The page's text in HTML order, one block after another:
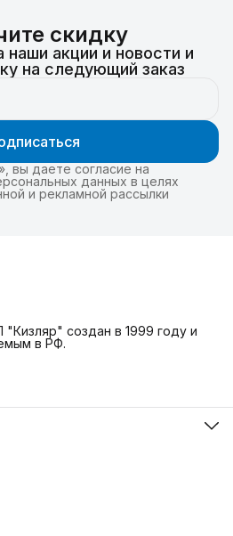
скидку
наши акции и новости и
на следующий заказ
вы даете согласие на
данных в целях
и рекламной рассылки
создан в 1999 году и
в РФ.